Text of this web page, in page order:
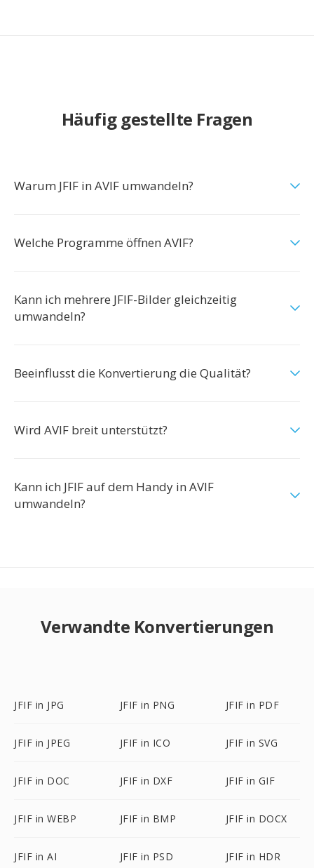
Häufig gestellte Fragen
Warum JFIF in AVIF umwandeln?
Welche Programme öffnen AVIF?
Kann ich mehrere JFIF-Bilder gleichzeitig
umwandeln?
Beeinflusst die Konvertierung die Qualität?
Wird AVIF breit unterstützt?
Kann ich JFIF auf dem Handy in AVIF
umwandeln?
Verwandte Konvertierungen
JFIF in JPG JFIF in PNG JFIF in PDF
JFIF in JPEG JFIF in ICO JFIF in SVG
JFIF in DOC JFIF in DXF JFIF in GIF
JFIF in WEBP JFIF in BMP JFIF in DOCX
JFIF in AI JFIF in PSD JFIF in HDR